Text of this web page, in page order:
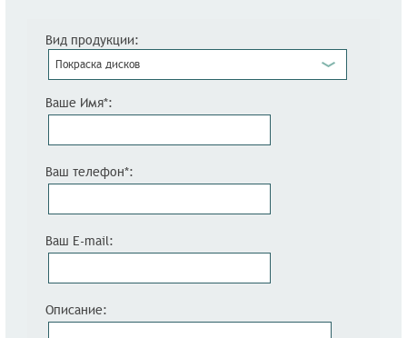
Вид продукции:
Покраска дисков
Ваше Имя*:
Ваш телефон*:
Ваш E-mail:
Описание: